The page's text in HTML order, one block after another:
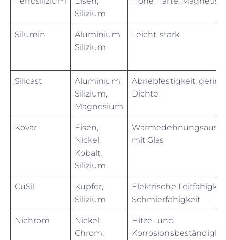
Silizium
Silumin
Aluminium,
Silizium
Leicht, stark
Silicast
Aluminium,
Silizium,
Magnesium
Abriebfestigkeit,
Dichte
Kovar
Eisen,
Nickel,
Kobalt,
Silizium
mit Glas
CuSil
Kupfer,
Silizium
Elektrische
Schmierfähigkeit
Nichrom
Nickel,
Chrom,
Hitze- und